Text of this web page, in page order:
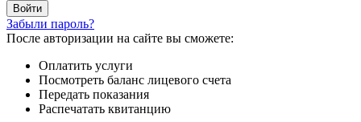
Забыли пароль?
После авторизации на сайте вы сможете:
Оплатить услуги
Посмотреть баланс лицевого счета
Передать показания
Распечатать квитанцию